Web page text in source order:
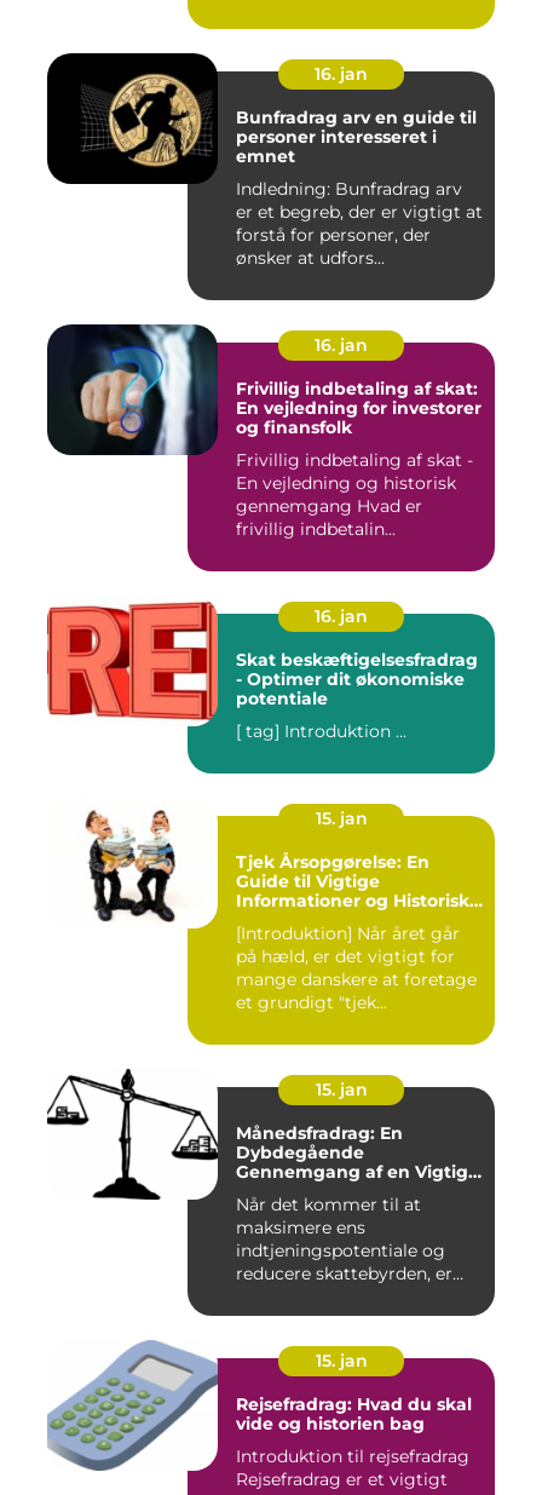
16. jan
Bunfradrag arv en guide til
personer interesseret i
emnet
Indledning: Bunfradrag arv
er et begreb, der er vigtigt at
forstå for personer, der
ønsker at udfors...
16. jan
Frivillig indbetaling af skat:
En vejledning for investorer
og finansfolk
Frivillig indbetaling af skat -
En vejledning og historisk
gennemgang Hvad er
frivillig indbetalin...
16. jan
Skat beskæftigelsesfradrag
- Optimer dit økonomiske
potentiale
[ tag] Introduktion ...
15. jan
Tjek Årsopgørelse: En
Guide til Vigtige
Informationer og Historisk
[Introduktion] Når året går
på hæld, er det vigtigt for
mange danskere at foretage
et grundigt "tjek...
15. jan
Månedsfradrag: En
Dybdegående
Gennemgang af en Vigtig
Finansfolk
Når det kommer til at
maksimere ens
indtjeningspotentiale og
reducere skattebyrden, er
15. jan
Rejsefradrag: Hvad du skal
vide og historien bag
Introduktion til rejsefradrag
Rejsefradrag er et vigtigt